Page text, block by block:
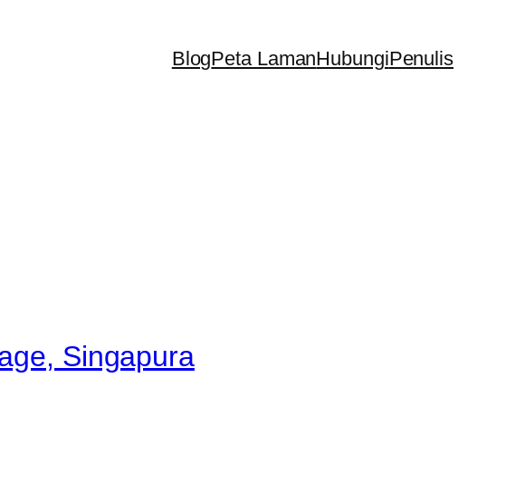
BlogPeta LamanHubungiPenulis
Singapura